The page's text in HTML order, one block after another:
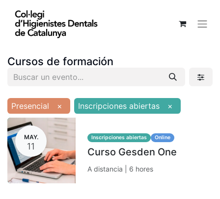
Cursos de formación
Presencial × Inscripciones abiertas ×
MAY.
11
Inscripciones abiertas Online
Curso Gesden One
A distancia | 6 hores